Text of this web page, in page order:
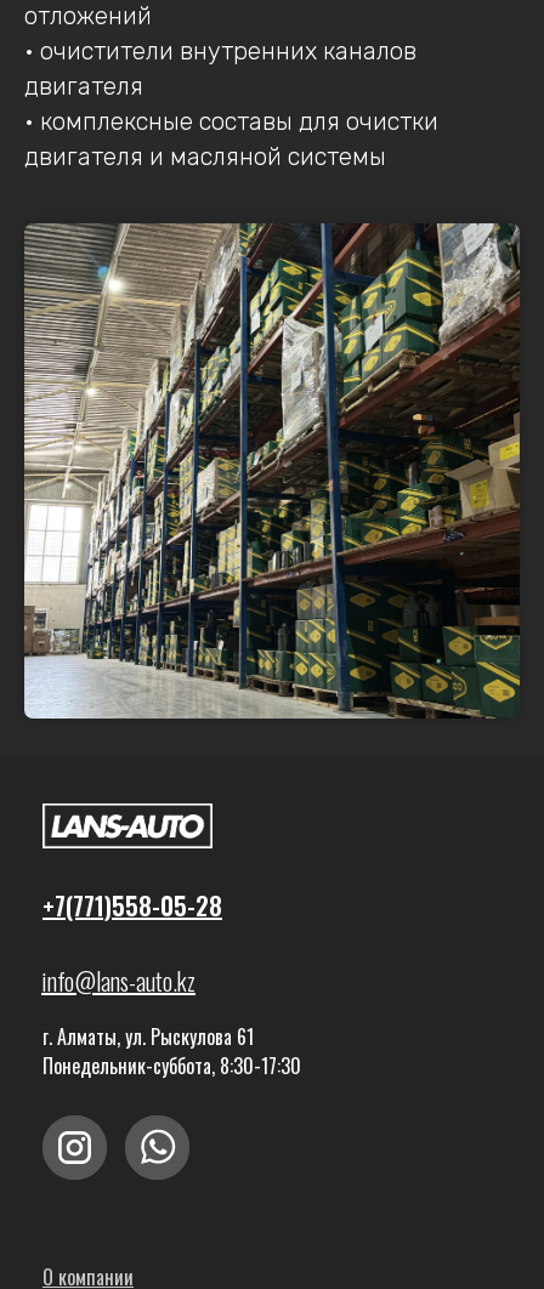
отложений
• очистители внутренних каналов
двигателя
• комплексные составы для очистки
двигателя и масляной системы
О компании
+7(771)558-05-28
info@lans-auto.kz
г. Алматы, ул. Рыскулова 61
Понедельник-суббота, 8:30-17:30